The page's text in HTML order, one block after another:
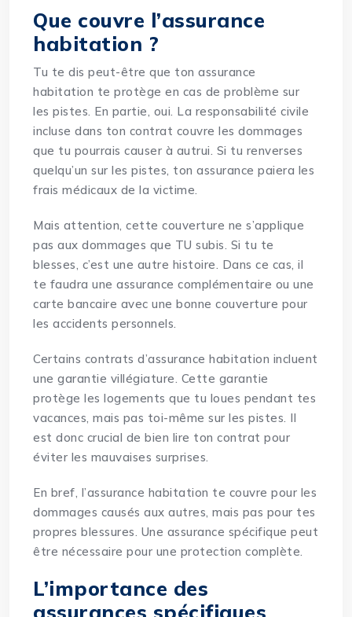
Que couvre l’assurance
habitation ?
Tu te dis peut-être que ton assurance
habitation te protège en cas de problème sur
les pistes. En partie, oui. La responsabilité civile
incluse dans ton contrat couvre les dommages
que tu pourrais causer à autrui. Si tu renverses
quelqu’un sur les pistes, ton assurance paiera les
frais médicaux de la victime.
Mais attention, cette couverture ne s’applique
pas aux dommages que TU subis. Si tu te
blesses, c’est une autre histoire. Dans ce cas, il
te faudra une assurance complémentaire ou une
carte bancaire avec une bonne couverture pour
les accidents personnels.
Certains contrats d’assurance habitation incluent
une garantie villégiature. Cette garantie
protège les logements que tu loues pendant tes
vacances, mais pas toi-même sur les pistes. Il
est donc crucial de bien lire ton contrat pour
éviter les mauvaises surprises.
En bref, l’assurance habitation te couvre pour les
dommages causés aux autres, mais pas pour tes
propres blessures. Une assurance spécifique peut
être nécessaire pour une protection complète.
L’importance des